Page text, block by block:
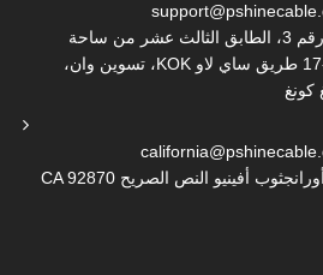
إضافة: وحدة المكتب رقم 3، الطابق الثالث عشر من ساحة
جراند سيتي، أرقام 1-17 طريق ساي لاو KOK، تسوين وان،
كونغ
إضافة: 181D ويست أورانجثوب أفينيو النص الصريح CA 92870